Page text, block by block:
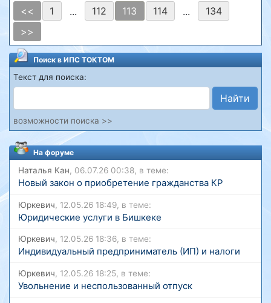
<< 1 ... 112 113 114 ...
134
>>
Поиск в ИПС ТОКТОМ
Текст для поиска:
Найти
возможности поиска >>
На форуме
Наталья Кан, 06.07.26 00:38, в теме:
Новый закон о приобретение гражданства КР
Юркевич, 12.05.26 18:49, в теме:
Юридические услуги в Бишкеке
Юркевич, 12.05.26 18:36, в теме:
Индивидуальный предприниматель (ИП) и налоги
Юркевич, 12.05.26 18:25, в теме:
Увольнение и неспользованный отпуск